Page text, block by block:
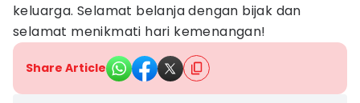
keluarga. Selamat belanja dengan bijak dan
selamat menikmati hari kemenangan!
Share Article